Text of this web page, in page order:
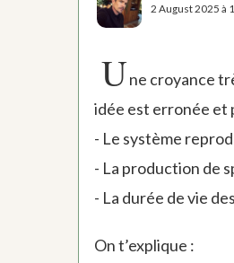
2 August 2025 à
Une croyance
idée est erronée et
- Le système
- La production de
- La durée de vie
On t’explique :